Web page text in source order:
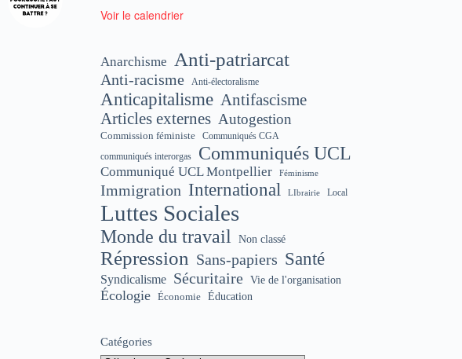
Voir le calendrier
Anarchisme Anti-patriarcat
Anti-racisme Anti-électoralisme
Anticapitalisme Antifascisme
Articles externes Autogestion
Commission féministe Communiqués CGA
communiqués interorgas Communiqués UCL
Communiqué UCL Montpellier Féminisme
Immigration International LIbrairie Local
Luttes Sociales
Monde du travail Non classé
Répression Sans-papiers Santé
Syndicalisme Sécuritaire Vie de l'organisation
Écologie Économie Éducation
Catégories